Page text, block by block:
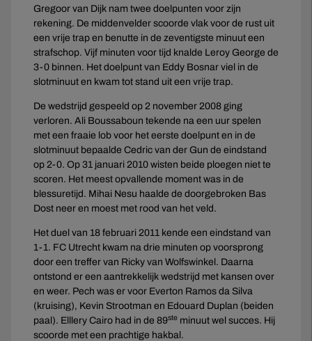
Gregoor van Dijk nam twee doelpunten voor zijn
rekening. De middenvelder scoorde vlak voor de rust uit
een vrije trap en benutte in de zeventigste minuut een
strafschop. Vijf minuten voor tijd knalde Leroy George de
3-0 binnen. Het doelpunt van Eddy Bosnar viel in de
slotminuut en kwam tot stand uit een vrije trap.
De wedstrijd gespeeld op 2 november 2008 ging
verloren. Ali Boussaboun tekende na een uur spelen
met een fraaie lob voor het eerste doelpunt en in de
slotminuut bepaalde Cedric van der Gun de eindstand
op 2-0. Op 31 januari 2010 wisten beide ploegen niet te
scoren. Het meest opvallende moment was in de
blessuretijd. Mihai Nesu haalde de doorgebroken Bas
Dost neer en moest met rood van het veld.
Het duel van 18 februari 2011 kende een eindstand van
1-1. FC Utrecht kwam na drie minuten op voorsprong
door een treffer van Ricky van Wolfswinkel. Daarna
ontstond er een aantrekkelijk wedstrijd met kansen over
en weer. Pech was er voor Everton Ramos da Silva
(kruising), Kevin Strootman en Edouard Duplan (beiden
paal). Elllery Cairo had in de 89ste minuut wel succes. Hij
scoorde met een prachtige hakbal.